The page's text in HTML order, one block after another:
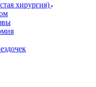
хирургия)